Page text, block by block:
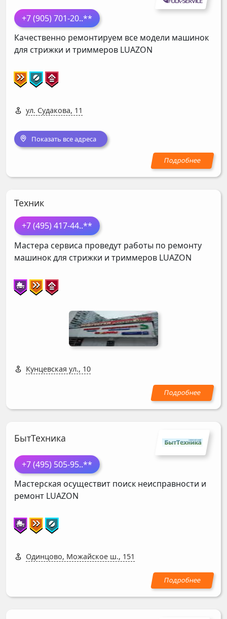
+7 (905) 701-20..**
Качественно ремонтируем все модели машинок
для стрижки и триммеров LUAZON
ул. Судакова, 11
Показать все адреса
Техник
+7 (495) 417-44..**
Мастера сервиса проведут работы по ремонту
машинок для стрижки и триммеров LUAZON
Кунцевская ул., 10
БытТехника
+7 (495) 505-95..**
Мастерская осуществит поиск неисправности и
ремонт LUAZON
Одинцово, Можайское ш., 151